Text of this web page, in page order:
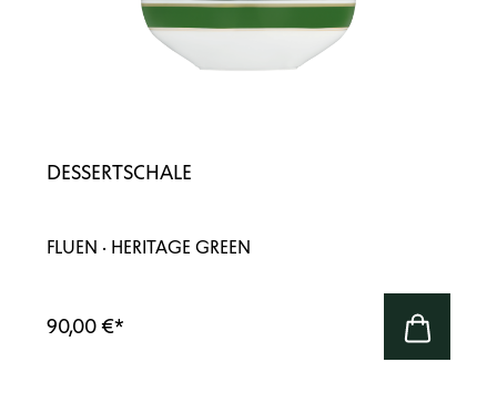
DESSERTSCHALE
FLUEN · HERITAGE GREEN
90,00 €*